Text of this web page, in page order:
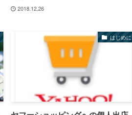
2018.12.26
はじめに